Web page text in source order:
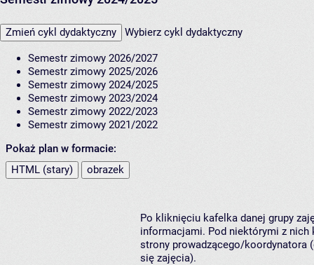
Zmień cykl dydaktyczny Wybierz cykl dydaktyczny
Semestr zimowy 2026/2027
Semestr zimowy 2025/2026
Semestr zimowy 2024/2025
Semestr zimowy 2023/2024
Semestr zimowy 2022/2023
Semestr zimowy 2021/2022
Pokaż plan w formacie:
HTML (stary)
obrazek
Po kliknięciu kafelka danej grupy
informacjami. Pod niektórymi z nich
strony prowadzącego/koordynatora
się zajęcia).